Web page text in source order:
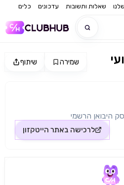
שאלות ותשובות עדכונים כלים
שיתוף שמירה
היבואן הרשמי
לרכישה באתר הייטקזון